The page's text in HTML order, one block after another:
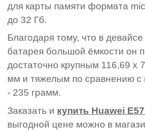
для карты памяти формата
до 32 Гб.
Благодаря тому, что в
батарея большой ёмкости он
достаточно крупным 116,69 x
мм и тяжелым по сравнению с
- 235 грамм.
Заказать и купить Huawei
выгодной цене можно в